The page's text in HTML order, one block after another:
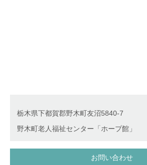
栃木県下都賀郡野木町友沼5840-7
野木町老人福祉センター「ホープ館」
お問い合わせ